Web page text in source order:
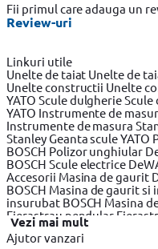
Fii primul care adauga un
Review-uri
Linkuri utile
Unelte de taiat Unelte de
Unelte constructii Unelte
YATO Scule dulgherie
YATO Instrumente de
Instrumente de masura
StanleyGeanta scule YATO
BOSCH Polizor unghiular
BOSCH Scule electrice
Accesorii Masina de gaurit
BOSCH Masina de gaurit si
insurubat BOSCH Masina
Fierastrau pendular
pendular DeWALT
DeWALTFierastrau circular
Vezi mai mult
Ajutor vanzari